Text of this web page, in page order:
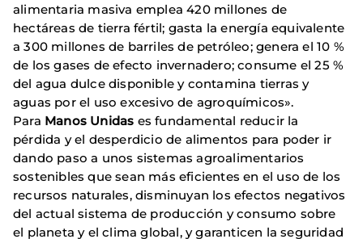
alimentaria masiva emplea 420 millones de
hectáreas de tierra fértil; gasta la energía equivalente
a 300 millones de barriles de petróleo; genera el 10 %
de los gases de efecto invernadero; consume el 25 %
del agua dulce disponible y contamina tierras y
aguas por el uso excesivo de agroquímicos».
Para Manos Unidas es fundamental reducir la
pérdida y el desperdicio de alimentos para poder ir
dando paso a unos sistemas agroalimentarios
sostenibles que sean más eficientes en el uso de los
recursos naturales, disminuyan los efectos negativos
del actual sistema de producción y consumo sobre
el planeta y el clima global, y garanticen la seguridad